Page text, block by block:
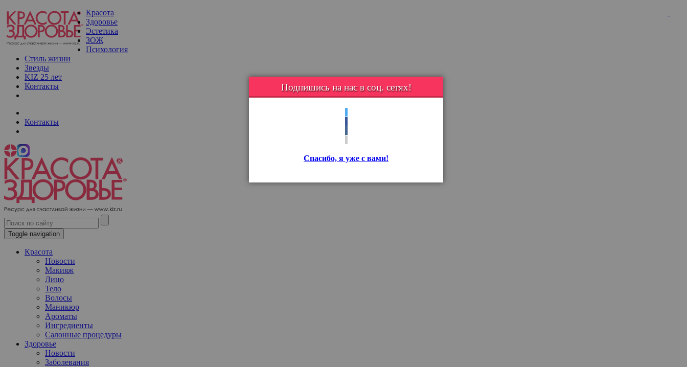
Красота
Здоровье
Эстетика
ЗОЖ
Психология
Стиль жизни
Звезды
KIZ 25 лет
Контакты
Контакты
Toggle navigation
Красота
Новости
Макияж
Лицо
Тело
Волосы
Маникюр
Ароматы
Ингредиенты
Салонные процедуры
Здоровье
Новости
Заболевания
Подпишись на нас в соц. сетях!
Спасибо, я уже с вами!